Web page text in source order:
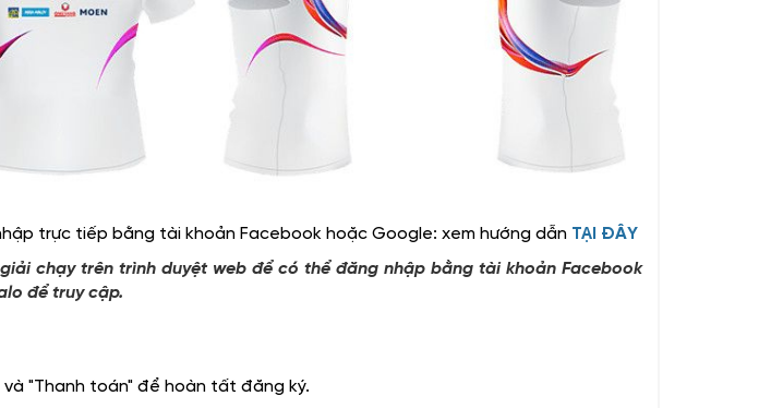
trực tiếp bằng tài khoản Facebook hoặc Google: xem hướng dẫn TẠI ĐÂY
chạy trên trình duyệt web để có thể đăng nhập bằng tài khoản Facebook
để truy cập.
"Thanh toán" để hoàn tất đăng ký.